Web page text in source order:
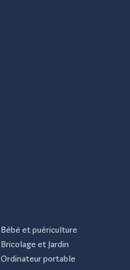
Bébé et puériculture
Bricolage et Jardin
Ordinateur portable